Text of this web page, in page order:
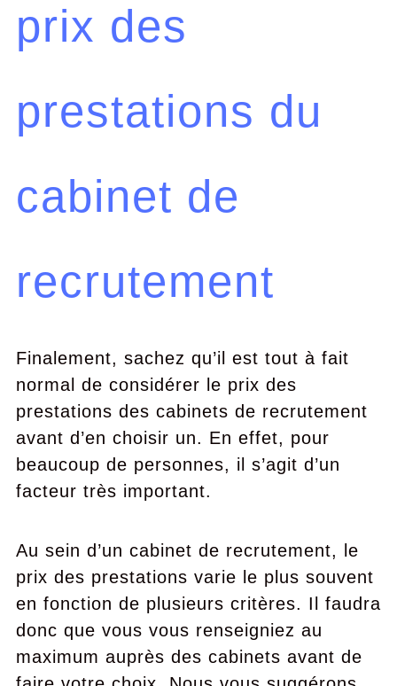
prix des
prestations du
cabinet de
recrutement
Finalement, sachez qu’il est tout à fait
normal de considérer le prix des
prestations des cabinets de recrutement
avant d’en choisir un. En effet, pour
beaucoup de personnes, il s’agit d’un
facteur très important.
Au sein d’un cabinet de recrutement, le
prix des prestations varie le plus souvent
en fonction de plusieurs critères. Il faudra
donc que vous vous renseigniez au
maximum auprès des cabinets avant de